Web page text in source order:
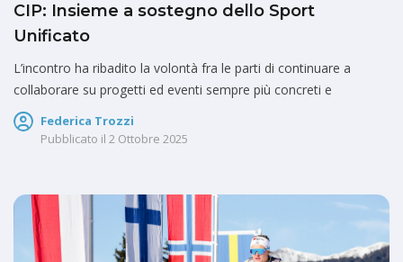
CIP: Insieme a sostegno dello Sport
Unificato
L’incontro ha ribadito la volontà fra le parti di continuare a
collaborare su progetti ed eventi sempre più concreti e
Federica Trozzi
Pubblicato il 2 Ottobre 2025